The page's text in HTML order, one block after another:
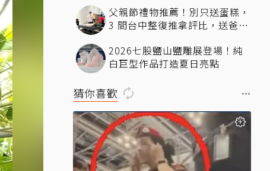
父親節禮物推薦！別只送蛋糕，
3 間台中整復推拿評比，送爸爸
2026七股鹽山鹽雕展登場！純
白巨型作品打造夏日亮點
猜你喜歡